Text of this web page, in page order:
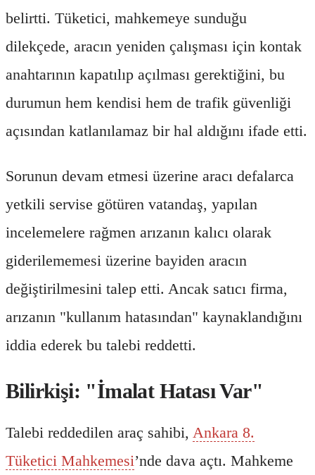
belirtti. Tüketici, mahkemeye sunduğu
dilekçede, aracın yeniden çalışması için kontak
anahtarının kapatılıp açılması gerektiğini, bu
durumun hem kendisi hem de trafik güvenliği
açısından katlanılamaz bir hal aldığını ifade etti.
Sorunun devam etmesi üzerine aracı defalarca
yetkili servise götüren vatandaş, yapılan
incelemelere rağmen arızanın kalıcı olarak
giderilememesi üzerine bayiden aracın
değiştirilmesini talep etti. Ancak satıcı firma,
arızanın "kullanım hatasından" kaynaklandığını
iddia ederek bu talebi reddetti.
Bilirkişi: "İmalat Hatası Var"
Talebi reddedilen araç sahibi, Ankara 8.
Tüketici Mahkemesi’nde dava açtı. Mahkeme